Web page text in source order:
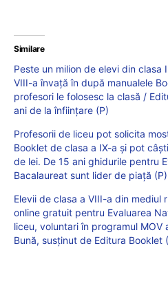
Similare
Peste un milion de elevi din clasa
VIII-a învață în după manualele
profesori le folosesc la clasă /
ani de la înființare (P)
Profesorii de liceu pot solicita
Booklet de clasa a IX-a și pot
de lei. De 15 ani ghidurile pentru
Bacalaureat sunt lider de piață (P)
Elevii de clasa a VIII-a din mediul
online gratuit pentru Evaluarea
liceu, voluntari în programul MOV
Bună, susținut de Editura Booklet